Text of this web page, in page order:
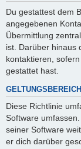
Du gestattest dem
angegebenen
Übermittlung
ist. Darüber hinaus
kontaktieren,
gestattet hast.
Diese Richtlinie
Software
seiner Software
er dich darüber